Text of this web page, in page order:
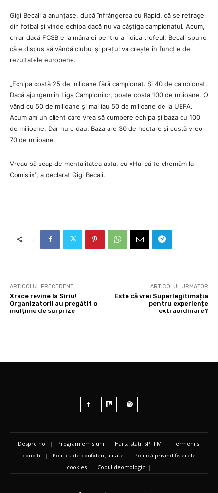
Gigi Becali a anunțase, după înfrângerea cu Rapid, că se retrage
din fotbal și vinde echipa dacă nu va câștiga campionatul. Acum,
chiar dacă FCSB e la mâna ei pentru a ridica trofeul, Becali spune
că e dispus să vândă clubul și prețul va crește în funcție de
rezultatele europene.
„Echipa costă 25 de milioane fără campionat. Și 40 de campionat.
Dacă ajungem în Liga Campionilor, poate costa 100 de milioane. O
vând cu 50 de milioane și mai iau 50 de milioane de la UEFA.
Acum am un client care vrea să cumpere echipa și baza cu 100
de milioane. Dar nu o dau. Baza are 30 de hectare și costă vreo
70 de milioane.
Vreau să scap de mentalitatea asta, cu «Hai că te chemăm la
Comisii»”, a declarat Gigi Becali.
ARTICOLUL PRECEDENT
Xrace revine la Siriu!
Organizatorii au pregătit o
mulțime de surprize
ARTICOLUL URMĂTOR
Este că vrei Superlegitimația
pentru experiențe
extraordinare?
Despre noi | Program emisiuni | Harta stații SPTFM | Termeni și
condiții | Politica de confidențialitate | Politică privind fișierele
cookies | Codul deontologic |